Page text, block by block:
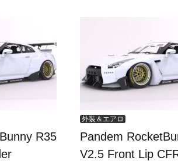
R35
外装＆エアロ
Pandem
V2.5 Front Lip